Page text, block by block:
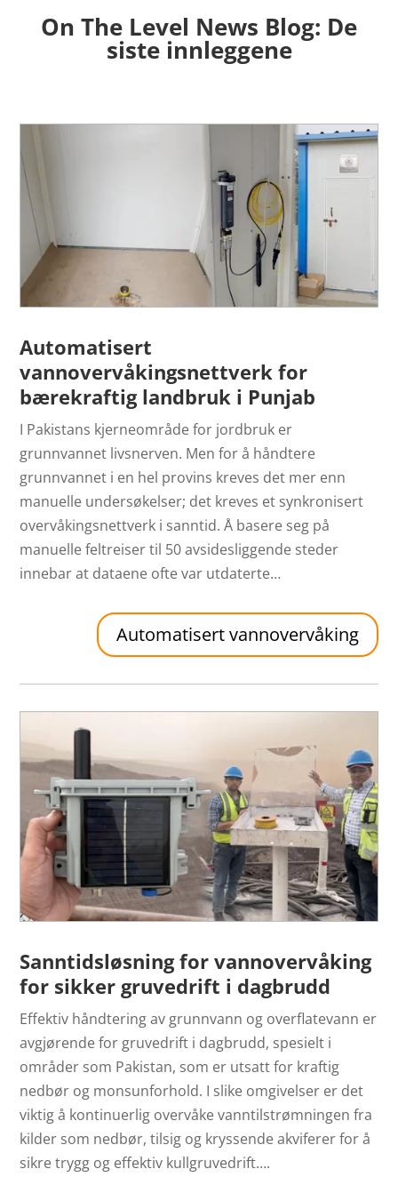
On The Level News Blog: De
siste innleggene
Automatisert
vannovervåkingsnettverk for
bærekraftig landbruk i Punjab
I Pakistans kjerneområde for jordbruk er
grunnvannet livsnerven. Men for å håndtere
grunnvannet i en hel provins kreves det mer enn
manuelle undersøkelser; det kreves et synkronisert
overvåkingsnettverk i sanntid. Å basere seg på
manuelle feltreiser til 50 avsidesliggende steder
innebar at dataene ofte var utdaterte…
Automatisert vannovervåking
Sanntidsløsning for vannovervåking
for sikker gruvedrift i dagbrudd
Effektiv håndtering av grunnvann og overflatevann er
avgjørende for gruvedrift i dagbrudd, spesielt i
områder som Pakistan, som er utsatt for kraftig
nedbør og monsunforhold. I slike omgivelser er det
viktig å kontinuerlig overvåke vanntilstrømningen fra
kilder som nedbør, tilsig og kryssende akviferer for å
sikre trygg og effektiv kullgruvedrift….